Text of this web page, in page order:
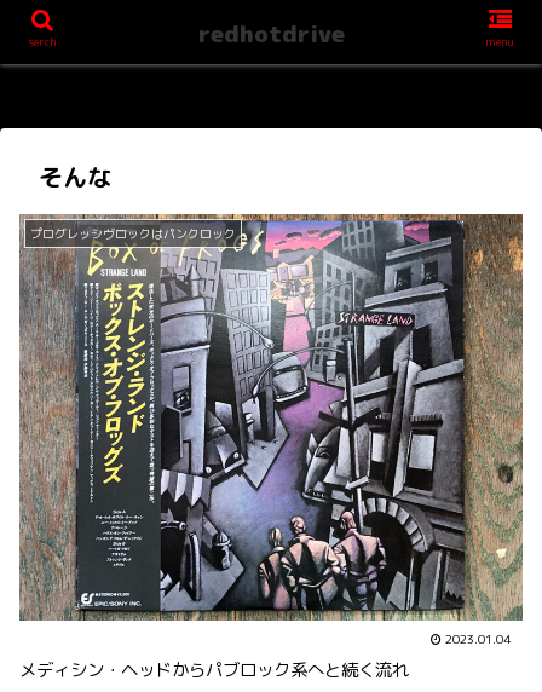
そんな
プログレッシヴロックはパンクロック
2023.01.04
メディシン・ヘッドからパブロック系へと続く流れ
serch redhotdrive menu